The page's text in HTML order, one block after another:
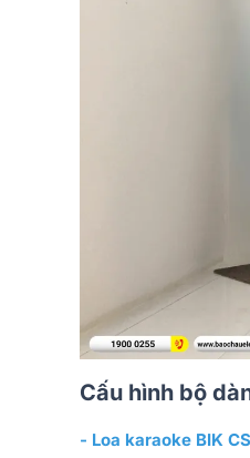
Cấu hình bộ
- Loa karaoke BIK